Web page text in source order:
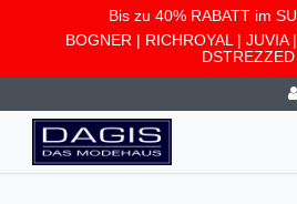
Bis zu 40% RABATT im
BOGNER | RICHROYAL | JUVIA|
DSTREZZED